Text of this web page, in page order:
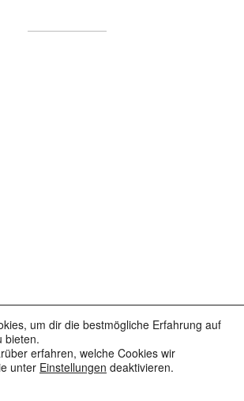
YouTube
um dir die bestmögliche Erfahrung auf
bieten.
erfahren, welche Cookies wir
unter Einstellungen deaktivieren.